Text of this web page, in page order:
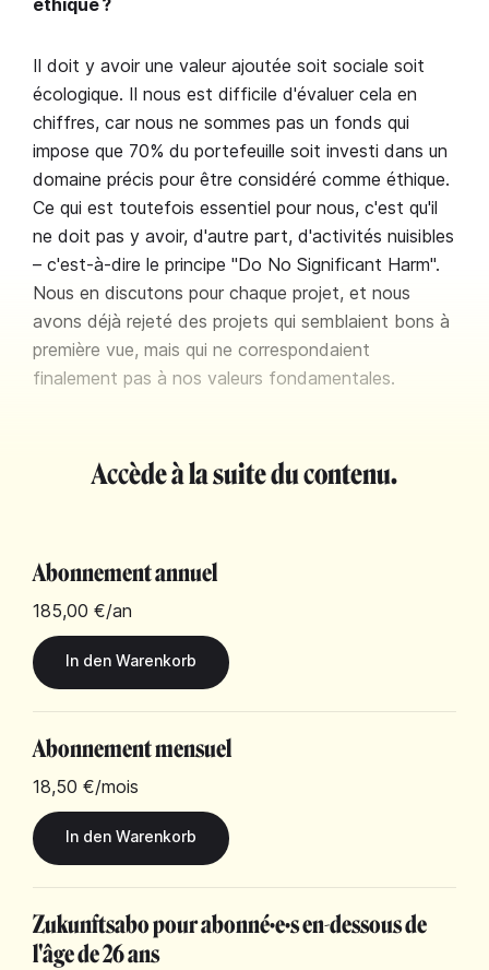
éthique ?
Il doit y avoir une valeur ajoutée soit sociale soit
écologique. Il nous est difficile d'évaluer cela en
chiffres, car nous ne sommes pas un fonds qui
impose que 70% du portefeuille soit investi dans un
domaine précis pour être considéré comme éthique.
Ce qui est toutefois essentiel pour nous, c'est qu'il
ne doit pas y avoir, d'autre part, d'activités nuisibles
– c'est-à-dire le principe "Do No Significant Harm".
Nous en discutons pour chaque projet, et nous
avons déjà rejeté des projets qui semblaient bons à
première vue, mais qui ne correspondaient
finalement pas à nos valeurs fondamentales.
Accède à la suite du contenu.
Abonnement annuel
185,00 €/an
Abonnement mensuel
18,50 €/mois
Zukunftsabo pour abonné·e·s en-dessous de
l'âge de 26 ans